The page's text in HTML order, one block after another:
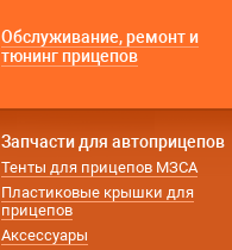
Обслуживание, ремонт и
тюнинг прицепов
Запчасти для автоприцепов
Тенты для прицепов МЗСА
Пластиковые крышки для
прицепов
Аксессуары